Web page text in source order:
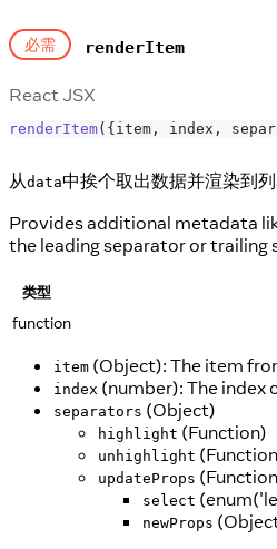
必需 renderItem
React JSX
renderItem( { item , index ,
从data中挨个取出数据并渲染到列
Provides additional metadata
the leading separator or
类型
function
item (Object): The item
index (number): The
separators (Object)
highlight (Function)
unhighlight
updateProps
select
newProps